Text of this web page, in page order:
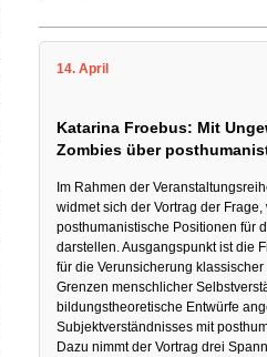
14. April
Katarina Froebus: Mit
Zombies über
Im Rahmen der
widmet sich der Vortrag der
posthumanistische Positionen für
darstellen. Ausgangspunkt ist die
für die Verunsicherung
Grenzen menschlicher
bildungstheoretische Entwürfe
Subjektverständnisses mit
Dazu nimmt der Vortrag drei